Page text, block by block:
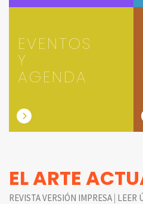
EVENTOS
Y
AGENDA
EL ARTE
REVISTA VERSIÓN IMPRESA | LEER